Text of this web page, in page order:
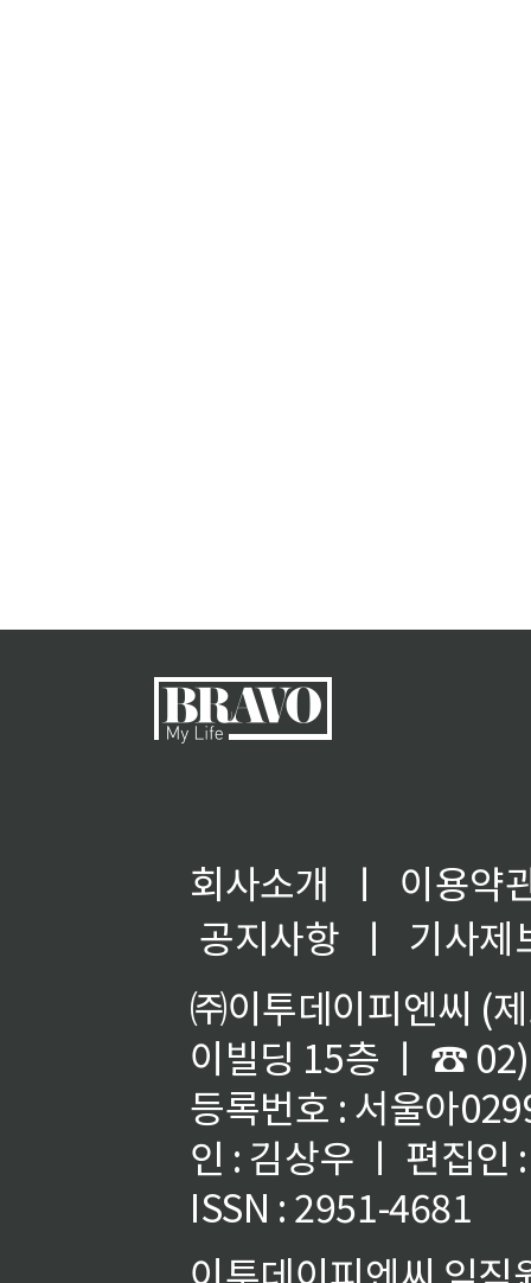
회사소개 ㅣ
이용약
공지사항
ㅣ
기사제
㈜이투데이피엔씨 (
이빌딩 15층 ㅣ ☎
등록번호 : 서울아
인 : 김상우 ㅣ 편집인
ISSN : 2951-4681